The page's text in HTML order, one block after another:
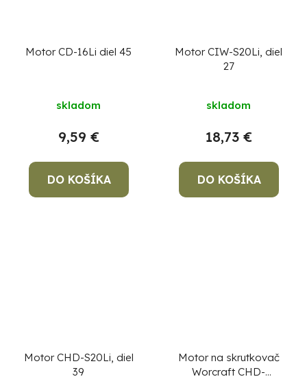
Motor CD-16Li diel 45
skladom
9,59 €
DO KOŠÍKA
Motor CIW-S20Li, diel
27
skladom
18,73 €
DO KOŠÍKA
Motor CHD-S20Li, diel
39
Motor na skrutkovač
Worcraft CHD-